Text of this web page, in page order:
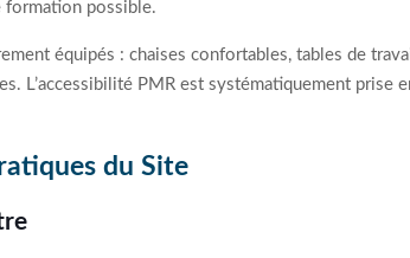
formation possible.
équipés : chaises confortables, tables de
L’accessibilité PMR est systématiquement
du Site